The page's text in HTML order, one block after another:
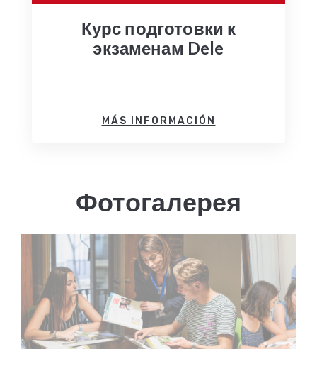
Курс подготовки к
экзаменам Dele
MÁS INFORMACIÓN
Фотогалерея